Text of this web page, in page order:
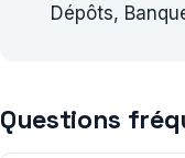
Dépôts,
Questions